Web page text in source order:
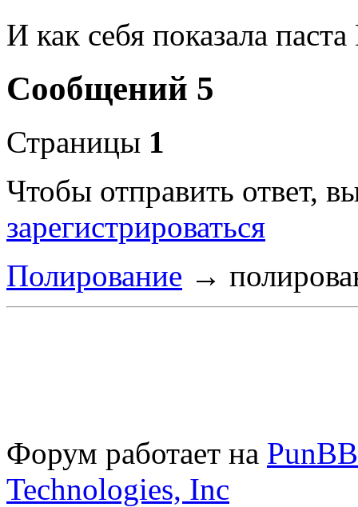
И как себя показала
Сообщений 5
Страницы 1
Чтобы отправить ответ,
зарегистрироваться
Полирование →
Форум работает на PunBB
Technologies, Inc